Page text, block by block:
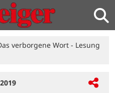
verborgene Wort - Lesung